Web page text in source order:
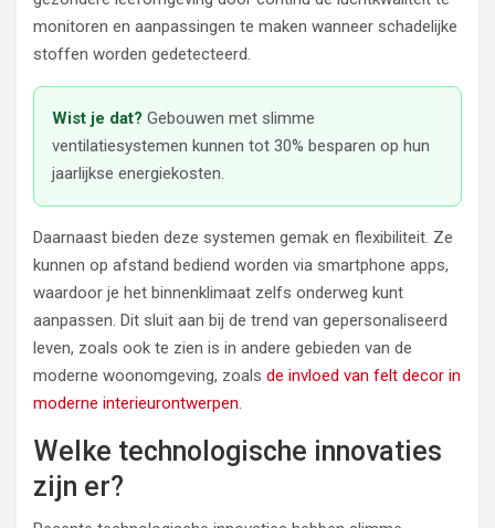
monitoren en aanpassingen te maken wanneer schadelijke
stoffen worden gedetecteerd.
Wist je dat? Gebouwen met slimme
ventilatiesystemen kunnen tot 30% besparen op hun
jaarlijkse energiekosten.
Daarnaast bieden deze systemen gemak en flexibiliteit. Ze
kunnen op afstand bediend worden via smartphone apps,
waardoor je het binnenklimaat zelfs onderweg kunt
aanpassen. Dit sluit aan bij de trend van gepersonaliseerd
leven, zoals ook te zien is in andere gebieden van de
moderne woonomgeving, zoals de invloed van felt decor in
moderne interieurontwerpen.
Welke technologische innovaties
zijn er?